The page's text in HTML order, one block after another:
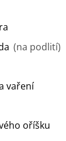
(na podlití)
vaření
oříšku